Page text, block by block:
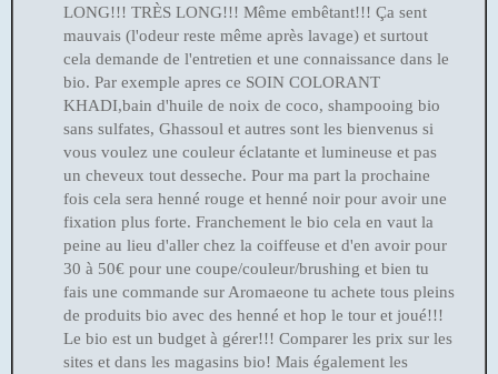
LONG!!! TRÈS LONG!!! Même embêtant!!! Ça sent
mauvais (l'odeur reste même après lavage) et surtout
cela demande de l'entretien et une connaissance dans le
bio. Par exemple apres ce SOIN COLORANT
KHADI,bain d'huile de noix de coco, shampooing bio
sans sulfates, Ghassoul et autres sont les bienvenus si
vous voulez une couleur éclatante et lumineuse et pas
un cheveux tout desseche. Pour ma part la prochaine
fois cela sera henné rouge et henné noir pour avoir une
fixation plus forte. Franchement le bio cela en vaut la
peine au lieu d'aller chez la coiffeuse et d'en avoir pour
30 à 50€ pour une coupe/couleur/brushing et bien tu
fais une commande sur Aromaeone tu achete tous pleins
de produits bio avec des henné et hop le tour et joué!!!
Le bio est un budget à gérer!!! Comparer les prix sur les
sites et dans les magasins bio! Mais également les